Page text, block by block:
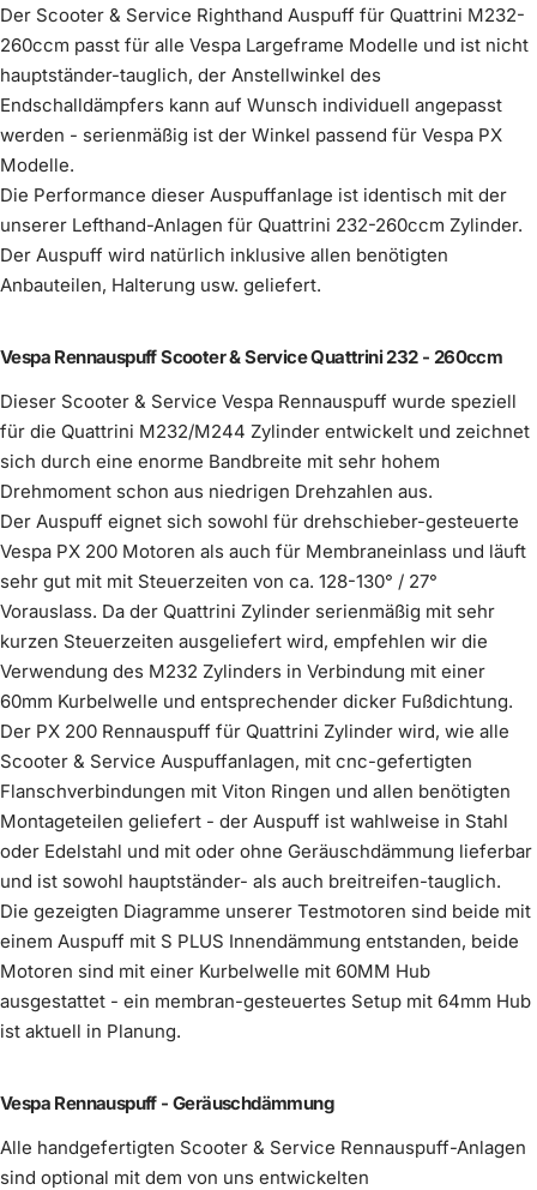
Auspuff Innendämmung Silent S PLUS
Mehr erfahren
€110,00
ohne Endschalldämpfer
Mehr erfahren
im Preis enthalten
Der Scooter & Service Righthand Auspuff für Quattrini M232-
260ccm passt für alle Vespa Largeframe Modelle und ist nicht
hauptständer-tauglich, der Anstellwinkel des
Endschalldämpfers kann auf Wunsch individuell angepasst
werden - serienmäßig ist der Winkel passend für Vespa PX
Modelle.
Die Performance dieser Auspuffanlage ist identisch mit der
unserer Lefthand-Anlagen für Quattrini 232-260ccm Zylinder.
Der Auspuff wird natürlich inklusive allen benötigten
Anbauteilen, Halterung usw. geliefert.
Vespa Rennauspuff Scooter & Service Quattrini 232 - 260ccm
Dieser Scooter & Service Vespa Rennauspuff wurde speziell
für die Quattrini M232/M244 Zylinder entwickelt und zeichnet
sich durch eine enorme Bandbreite mit sehr hohem
Drehmoment schon aus niedrigen Drehzahlen aus.
Der Auspuff eignet sich sowohl für drehschieber-gesteuerte
Vespa PX 200 Motoren als auch für Membraneinlass und läuft
sehr gut mit mit Steuerzeiten von ca. 128-130° / 27°
Vorauslass. Da der Quattrini Zylinder serienmäßig mit sehr
kurzen Steuerzeiten ausgeliefert wird, empfehlen wir die
Verwendung des M232 Zylinders in Verbindung mit einer
60mm Kurbelwelle und entsprechender dicker Fußdichtung.
Der PX 200 Rennauspuff für Quattrini Zylinder wird, wie alle
Scooter & Service Auspuffanlagen, mit cnc-gefertigten
Flanschverbindungen mit Viton Ringen und allen benötigten
Montageteilen geliefert - der Auspuff ist wahlweise in Stahl
oder Edelstahl und mit oder ohne Geräuschdämmung lieferbar
und ist sowohl hauptständer- als auch breitreifen-tauglich.
Die gezeigten Diagramme unserer Testmotoren sind beide mit
einem Auspuff mit S PLUS Innendämmung entstanden, beide
Motoren sind mit einer Kurbelwelle mit 60MM Hub
ausgestattet - ein membran-gesteuertes Setup mit 64mm Hub
ist aktuell in Planung.
Vespa Rennauspuff - Geräuschdämmung
Alle handgefertigten Scooter & Service Rennauspuff-Anlagen
sind optional mit dem von uns entwickelten